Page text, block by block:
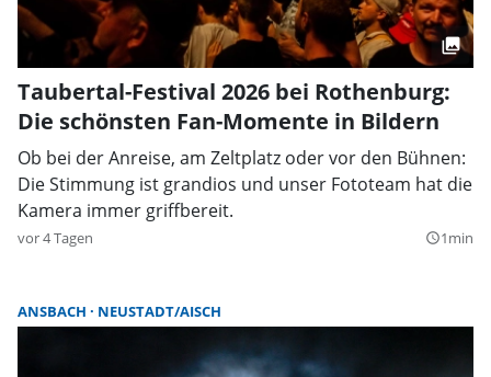
Taubertal-Festival 2026 bei Rothenburg:
Die schönsten Fan-Momente in Bildern
Ob bei der Anreise, am Zeltplatz oder vor den Bühnen:
Die Stimmung ist grandios und unser Fototeam hat die
Kamera immer griffbereit.
vor 4 Tagen query_builder1min
ANSBACH NEUSTADT/AISCH